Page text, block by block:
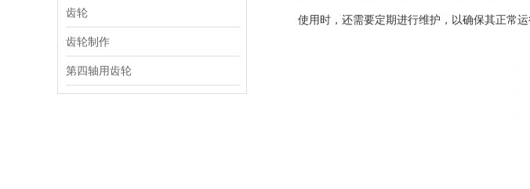
齿轮
齿轮制作
第四轴用齿轮
使用时，还需要定期进行维护，以确保其正常运